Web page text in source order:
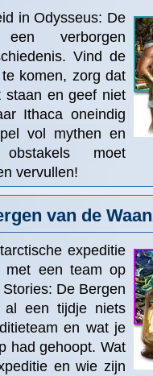
in Odysseus: De
verborgen
Vind de
komen, zorg dat
staan en geef niet
Ithaca oneindig
vol mythen en
moet
vervullen!
van de
expeditie
een team op
De Bergen
een tijdje niets
en wat je
had gehoopt. Wat
en wie zijn